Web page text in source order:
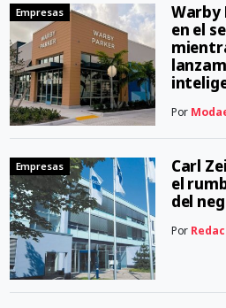
Empresas
Warby
en el
Por
Empresas
Carl
el
del
Por